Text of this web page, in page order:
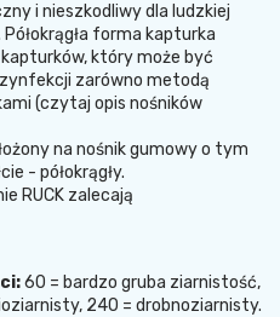
i nieszkodliwy dla ludzkiej
Półokrągła forma kapturka
który może być
zarówno metodą
(czytaj opis nośników
na nośnik gumowy o tym
- półokrągły.
RUCK zalecają
60 = bardzo gruba ziarnistość,
240 = drobnoziarnisty.